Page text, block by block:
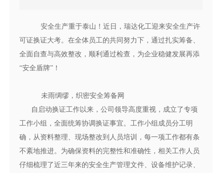
检查，为企业稳健发展再添“安全盾牌”！未雨绸缪，
织密安全筹备网
安全生产重于泰山！近日，瑞达化工迎来安全生产许
可证换证大考。在全体员工的共同努力下，通过扎实筹备、
全面自查与高效整改，顺利通过检查，为企业稳健发展再添
“安全盾牌”！
未雨绸缪，织密安全筹备网
自启动换证工作以来，公司领导高度重视，成立了专项
工作小组，全面统筹协调换证事宜。工作小组成员分工明
确，从资料整理、现场整改到人员培训，每一项工作都有条
不紊地推进。为确保资料的完整性和准确性，相关工作人员
仔细梳理了近三年来的安全生产管理文件、设备维护记录、